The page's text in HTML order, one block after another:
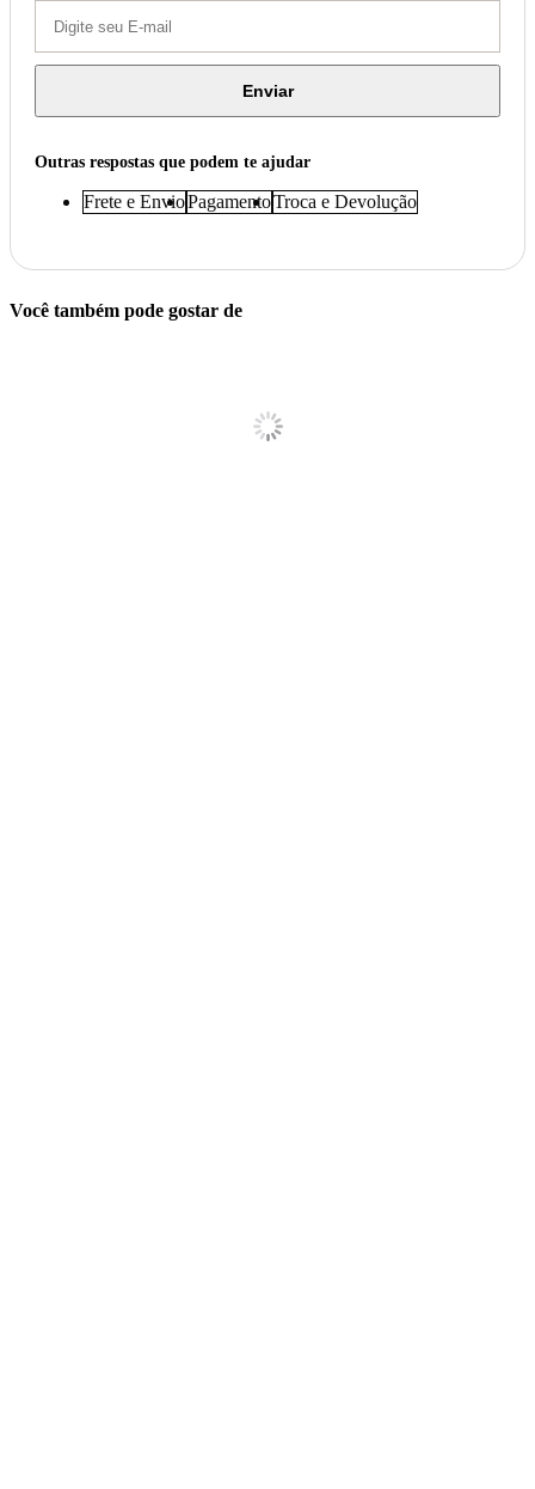
Enviar
Outras respostas que podem te ajudar
Frete e EnvioPagamentoTroca e Devolução
Você também pode gostar de